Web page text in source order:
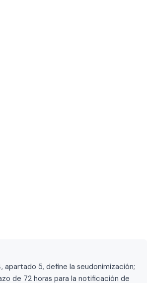
apartado 5, define la seudonimización;
de 72 horas para la notificación de